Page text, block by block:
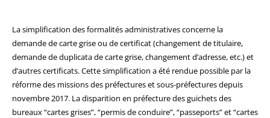
La simplification des formalités administratives concerne la
demande de carte grise ou de certificat (changement de titulaire,
demande de duplicata de carte grise, changement d’adresse, etc.) et
d’autres certificats. Cette simplification a été rendue possible par la
réforme des missions des préfectures et sous-préfectures depuis
novembre 2017. La disparition en préfecture des guichets des
bureaux “cartes grises”, “permis de conduire”, “passeports” et “cartes